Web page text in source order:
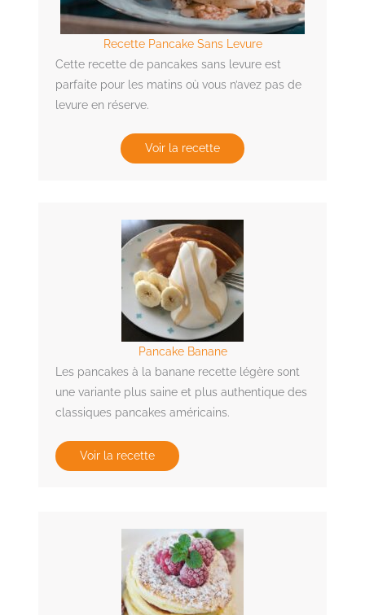
Recette Pancake Sans Levure
Cette recette de pancakes sans levure est
parfaite pour les matins où vous n’avez pas de
levure en réserve.
Voir la recette
Pancake Banane
Les pancakes à la banane recette légère sont
une variante plus saine et plus authentique des
classiques pancakes américains.
Voir la recette